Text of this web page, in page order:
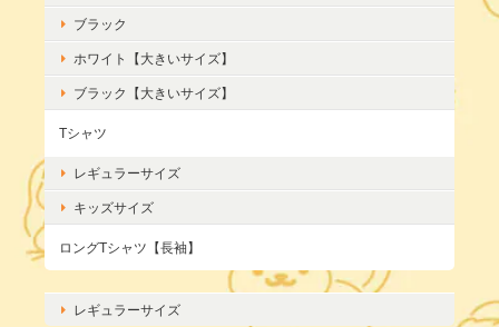
ブラック
ホワイト【大きいサイズ】
ブラック【大きいサイズ】
Tシャツ
レギュラーサイズ
キッズサイズ
ロングTシャツ【長袖】
レギュラーサイズ